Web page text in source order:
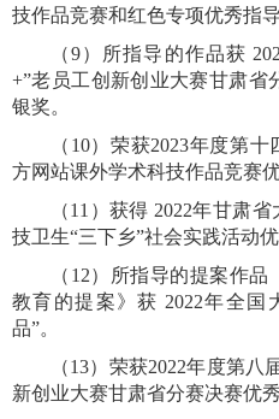
技作品竞赛和红色专项优秀指导
（9）所指导的作品获
+”老员工创新创业大赛甘肃省
银奖。
（ 10）荣获2023年度第十
方网站课外学术科技作品竞赛
（1 1 ）获得 2022年甘肃省
技卫生“三下乡”社会实践活动优
（ 1 2）所指导的提案作品
教育的提案》获 2022年全国
品”。
（13）荣获2022年度第八
新创业大赛甘肃省分赛决赛优